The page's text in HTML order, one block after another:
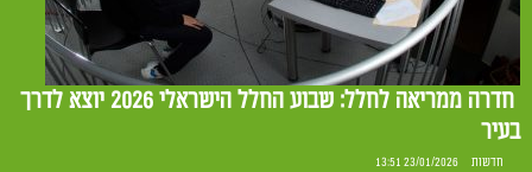
חדרה ממריאה לחלל: שבוע החלל הישראלי 2026 יוצא לדרך
בעיר
חדשות 23/01/2026 13:51